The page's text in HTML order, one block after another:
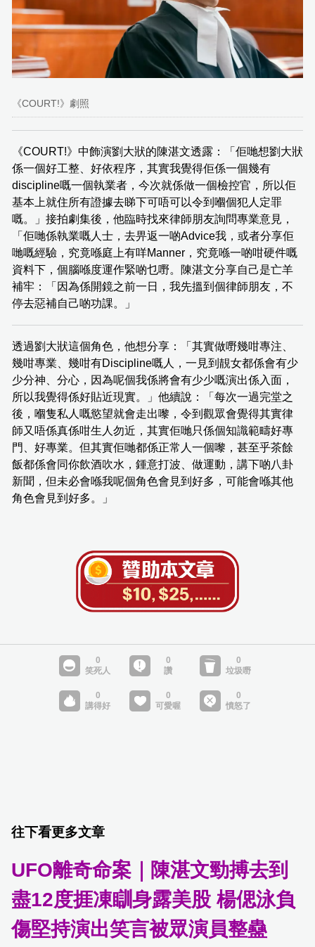
《COURT!》劇照
《COURT!》中飾演劉大狀的陳湛文透露：「佢哋想劉大狀
係一個好工整、好依程序，其實我覺得佢係一個幾有
discipline嘅一個執業者，今次就係做一個檢控官，所以佢
基本上就住所有證據去睇下可唔可以令到嗰個犯人定罪
嘅。」接拍劇集後，他臨時找來律師朋友詢問專業意見，
「佢哋係執業嘅人士，去畀返一啲Advice我，或者分享佢
哋嘅經驗，究竟喺庭上有咩Manner，究竟喺一啲咁硬件嘅
資料下，個腦喺度運作緊啲乜嘢。陳湛文分享自己是亡羊
補牢：「因為係開鏡之前一日，我先搵到個律師朋友，不
停去惡補自己啲功課。」
透過劉大狀這個角色，他想分享：「其實做嘢幾咁專注、
幾咁專業、幾咁有Discipline嘅人，一見到靚女都係會有少
少分神、分心，因為呢個我係將會有少少嘅演出係入面，
所以我覺得係好貼近現實。」他續說：「每次一過完堂之
後，嗰隻私人嘅慾望就會走出嚟，令到觀眾會覺得其實律
師又唔係真係咁生人勿近，其實佢哋只係個知識範疇好專
門、好專業。但其實佢哋都係正常人一個嚟，甚至乎茶餘
飯都係會同你飲酒吹水，鍾意打波、做運動，講下啲八卦
新聞，但未必會喺我呢個角色會見到好多，可能會喺其他
角色會見到好多。」
往下看更多文章
UFO離奇命案｜陳湛文勁搏去到
盡12度捱凍瞓身露美股 楊偲泳負
傷堅持演出笑言被眾演員整蠱